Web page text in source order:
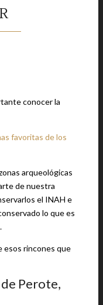
conocer la
favoritas de los
arqueológicas
de nuestra
el INAH e
lo que es
esos rincones que
Perote,